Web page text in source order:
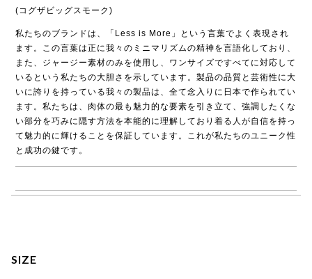
(コグザビッグスモーク)
私たちのブランドは、「Less is More」という言葉でよく表現され
ます。この言葉は正に我々のミニマリズムの精神を言語化しており、
また、ジャージー素材のみを使用し、ワンサイズですべてに対応して
いるという私たちの大胆さを示しています。製品の品質と芸術性に大
いに誇りを持っている我々の製品は、全て念入りに日本で作られてい
ます。私たちは、肉体の最も魅力的な要素を引き立て、強調したくな
い部分を巧みに隠す方法を本能的に理解しており着る人が自信を持っ
て魅力的に輝けることを保証しています。これが私たちのユニーク性
と成功の鍵です。
SIZE